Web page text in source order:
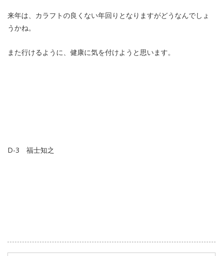
来年は、カラフトの良くない年回りとなりますがどうなんでしょ
うかね。
また行けるように、健康に気を付けようと思います。
D-3 福士知之